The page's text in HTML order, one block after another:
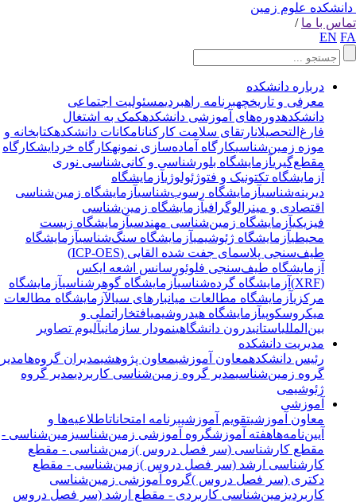
علوم زمین
با ما /
EN
درباره دانشکده
معرفی و تاریخچهبرنامه راهبردیمسئولیت اجتماعی
دانشکدهدوره‌های آموزشی دانشکدهکمک به اشتغال
فارغ‌التحصیلانارتقای سلامت کارکنانامکانات دانشکدهکتابخانه و
موزه زمین‌شناسیکارگاه آماده‌سازی نمونهکارگاه خردایشکارگاه
مقطع‌گیریآزمایشگاه بلورشناسی و کانی‌شناسی نوری
آزمایشگاه تکتونیک و فتوژئولوژیآزمایشگاه
دیرینه‌شناسیآزمایشگاه رسوب‌شناسیآزمایشگاه زمین‌شناسی
اقتصادی و مینرالوگرافیآزمایشگاه زمین‌شناسی
فیزیکیآزمایشگاه زمین‌شناسی مهندسیآزمایشگاه زیست
محیطیآزمایشگاه ژئوشیمیآزمایشگاه سنگ‌شناسیآزمایشگاه
طیف‌سنجی پلاسمای جفت شده القایی (ICP-OES)
آزمایشگاه طیف‌سنجی فلوئورسانس اشعه ایکس
آزمایشگاه گرده‌شناسیآزمایشگاه گوهرشناسیآزمایشگاه
مرکزیآزمایشگاه مطالعات میانبارهای سیالآزمایشگاه مطالعات
میکروسکوپیآزمایشگاه هیدروشیمیافتخارات ملی و
بین‌المللیاستانیدرون دانشگاهینمودار سازمانیآلبوم تصاویر
مدیریت دانشکده
رئیس دانشکدهمعاون آموزشیمعاون پژوهشیمدیران گروه‌هامدیر
گروه زمین‌شناسیمدیر گروه زمین‌شناسی کاربردیمدیر گروه
ژئوشیمی
آموزشی
معاون آموزشیتقویم آموزشیبرنامه امتحاناتاطلاعیه‌ها و
آیین‌نامه‌هاهفته آموزشگروه آموزشی زمین‌شناسیزمین‌شناسی -
مقطع کارشناسی (سر فصل دروس ) زمین‌شناسی - مقطع
کارشناسی ارشد (سر فصل دروس ) زمین‌شناسی - مقطع
دکتری (سر فصل دروس ) گروه آموزشی زمین‌شناسی
کاربردیزمین‌شناسی کاربردی - مقطع ارشد (سر فصل دروس